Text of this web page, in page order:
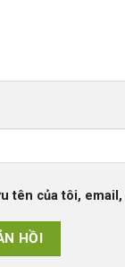
tên của tôi,